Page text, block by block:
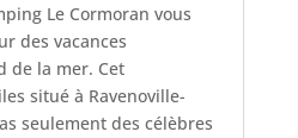
Le Cormoran vous
des vacances
de la mer. Cet
situé à Ravenoville-
seulement des célèbres